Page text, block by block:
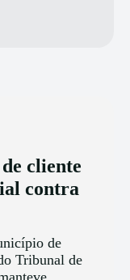
cliente
contra
de
Tribunal de